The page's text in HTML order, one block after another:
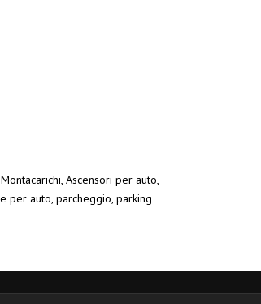
Ascensori per auto,
per auto, parcheggio, parking